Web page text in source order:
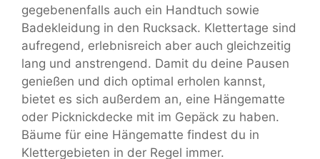
gegebenenfalls auch ein Handtuch sowie
Badekleidung in den Rucksack. Klettertage sind
aufregend, erlebnisreich aber auch gleichzeitig
lang und anstrengend. Damit du deine Pausen
genießen und dich optimal erholen kannst,
bietet es sich außerdem an, eine Hängematte
oder Picknickdecke mit im Gepäck zu haben.
Bäume für eine Hängematte findest du in
Klettergebieten in der Regel immer.